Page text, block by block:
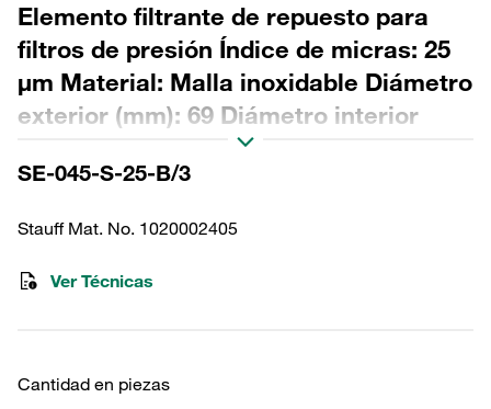
Elemento filtrante de repuesto para
filtros de presión Índice de micras: 25
µm Material: Malla inoxidable Diámetro
exterior (mm): 69 Diámetro interior
(mm): 34,2 Longitud (mm): 116 Sellado:
NBR, relación β >2
SE-045-S-25-B/3
Stauff Mat. No. 1020002405
Ver Técnicas
Cantidad en piezas